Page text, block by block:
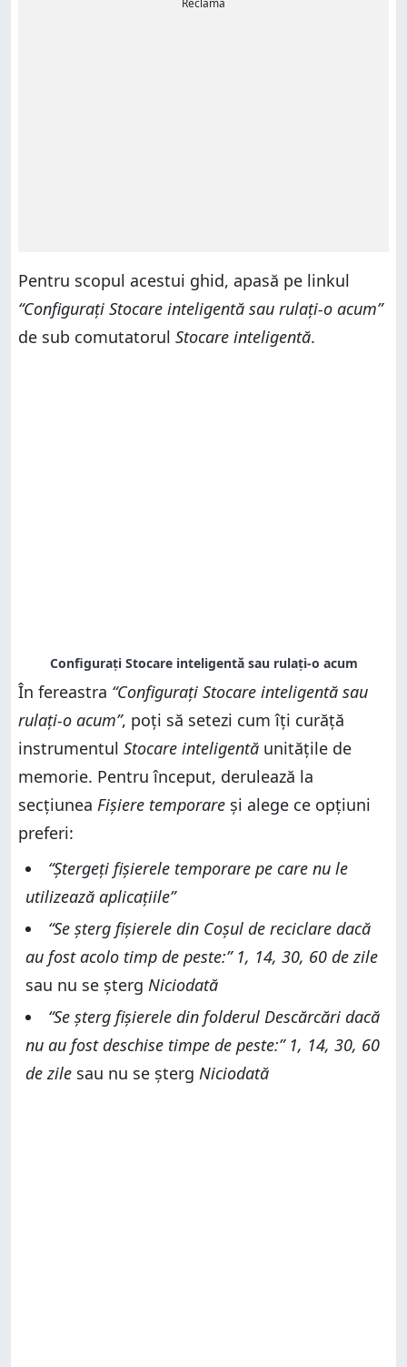
Reclamă
Pentru scopul acestui ghid, apasă pe linkul
“Configurați Stocare inteligentă sau rulați-o acum”
de sub comutatorul Stocare inteligentă.
În fereastra “Configurați Stocare inteligentă sau
rulați-o acum”, poți să setezi cum îți curăță
instrumentul Stocare inteligentă unitățile de
memorie. Pentru început, derulează la
secțiunea Fișiere temporare și alege ce opțiuni
preferi:
“Ștergeți fișierele temporare pe care nu le
utilizează aplicațiile”
“Se șterg fișierele din Coșul de reciclare dacă
au fost acolo timp de peste:” 1, 14, 30, 60 de zile
sau nu se șterg Niciodată
“Se șterg fișierele din folderul Descărcări dacă
nu au fost deschise timpe de peste:” 1, 14, 30, 60
de zile sau nu se șterg Niciodată